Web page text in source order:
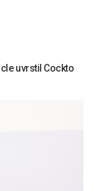
uvrstil Cockto